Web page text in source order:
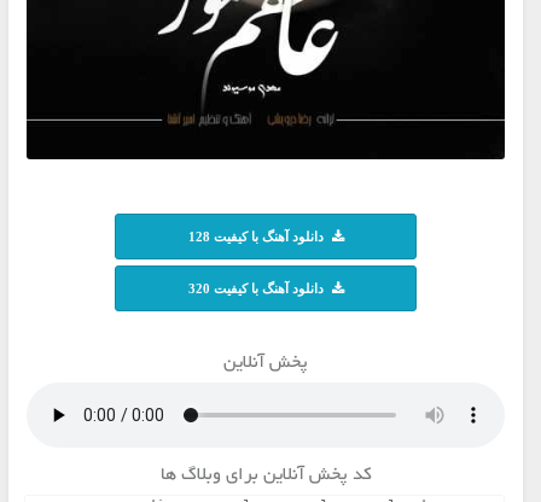
دانلود آهنگ با کیفیت 128
دانلود آهنگ با کیفیت 320
پخش آنلاین
کد پخش آنلاین برای وبلاگ ها